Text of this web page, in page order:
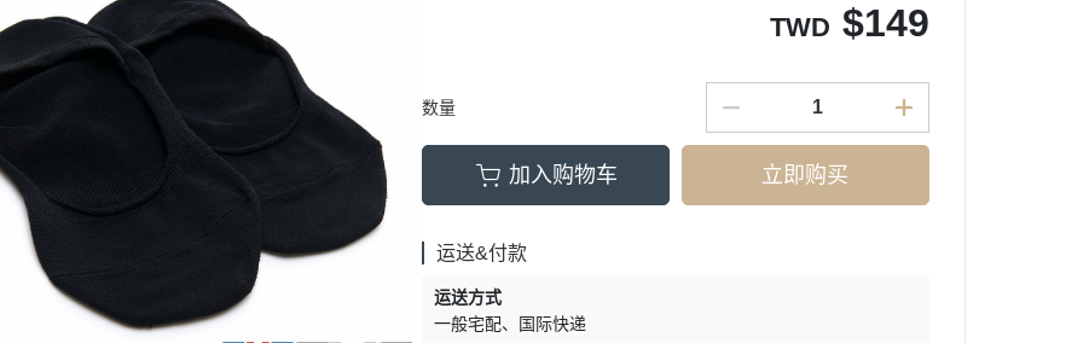
TWD $149
数量
加入购物车 立即购买
运送&付款
运送方式
一般宅配
国际快递